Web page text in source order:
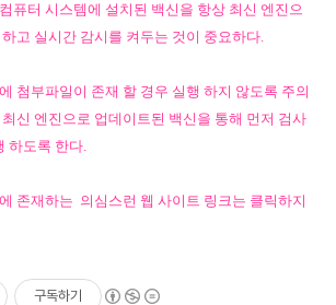
퓨터 시스템에 설치된 백신을 항상 최신 엔진으
고 실시간 감시를 켜두는 것이 중요하다.
첨부파일이 존재 할 경우 실행 하지 않도록 주의
신 엔진으로 업데이트된 백신을 통해 먼저 검사
하도록 한다.
존재하는 의심스런 웹 사이트 링크는 클릭하지
구독하기